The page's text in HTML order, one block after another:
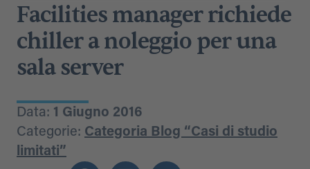
Facilities manager richiede
chiller a noleggio per una
sala server
Data: 1 Giugno 2016
Categorie: Categoria Blog “Casi di studio
limitati”